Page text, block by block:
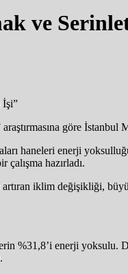
ve
göre
haneleri enerji
hazırladı.
iklim değişikliği,
%31,8’i enerji